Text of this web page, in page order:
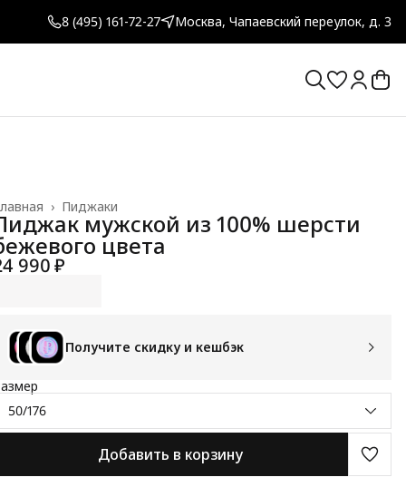
8 (495) 161-72-27 Москва, Чапаевский переулок, д. 3
Пиджаки
›
мужской из 100% шерсти
цвета
990 ₽
Получите скидку и кешбэк
50/176
Добавить в корзину